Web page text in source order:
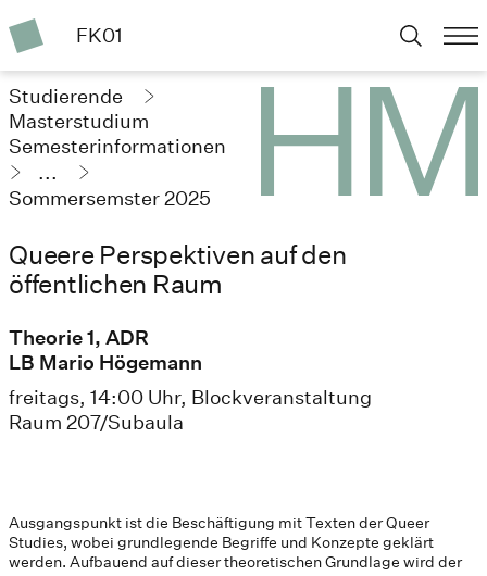
FK01
Studierende
Masterstudium
Semesterinformationen
...
Sommersemster 2025
Queere Perspektiven auf den
öffentlichen Raum
Theorie 1, ADR
LB Mario Högemann
freitags, 14:00 Uhr, Blockveranstaltung
Raum 207/Subaula
Ausgangspunkt ist die Beschäftigung mit Texten der Queer
Studies, wobei grundlegende Begriffe und Konzepte geklärt
werden. Aufbauend auf dieser theoretischen Grundlage wird der